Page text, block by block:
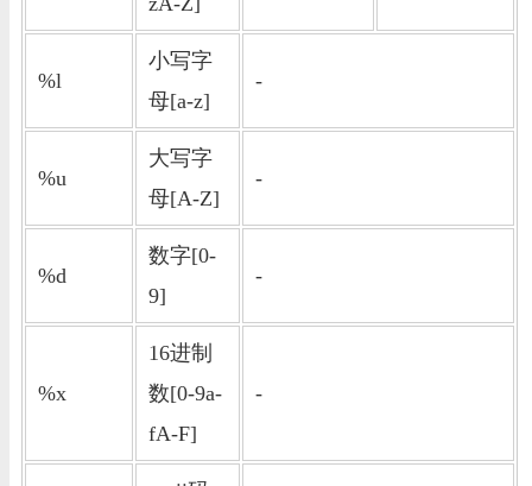
%l
小写字
母[a-z]
-
%u
大写字
母[A-Z]
-
%d
数字[0-
9]
-
%x
16进制
数[0-9a-
fA-F]
-